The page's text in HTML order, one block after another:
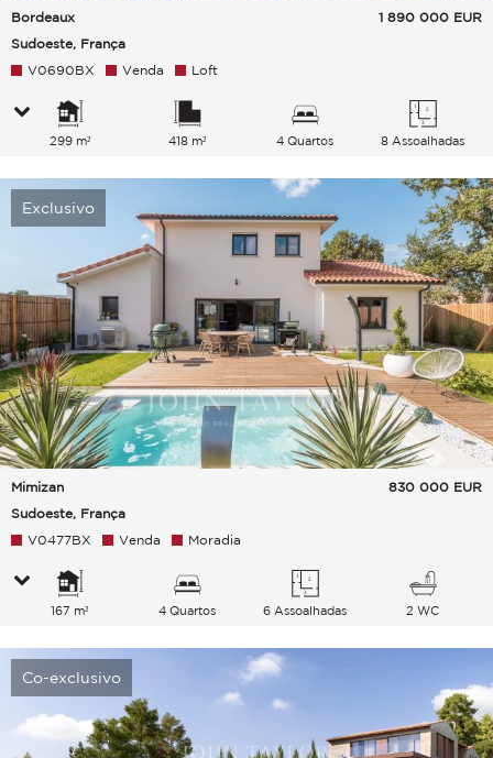
Bordeaux
Sudoeste, França
1 890 000 EUR
V0690BX Venda Loft
299 m² 418 m² 4 Quartos 8 Assoalhadas
Exclusivo
Mimizan
Sudoeste, França
830 000 EUR
V0477BX Venda Moradia
167 m² 4 Quartos 6 Assoalhadas 2 WC
Co-exclusivo